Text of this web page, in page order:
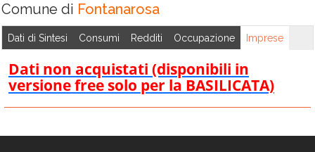
Chiusano di San
Contrada
Domicella
Nusco
Ospedaletto
d'Alpinolo
Pago del Vallo di
Lauro
Parolise
Sorbo Serpico
Sturno
Summonte
Taurasi
Comune di Fontanarosa
Dati di Sintesi Consumi Redditi Occupazione Imprese
Dati non acquistati (disponibili in
versione free solo per la BASILICATA)